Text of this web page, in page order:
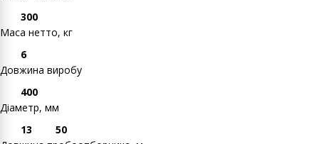
300
Маса нетто, кг
6
Довжина виробу
400
Діаметр, мм
13
50